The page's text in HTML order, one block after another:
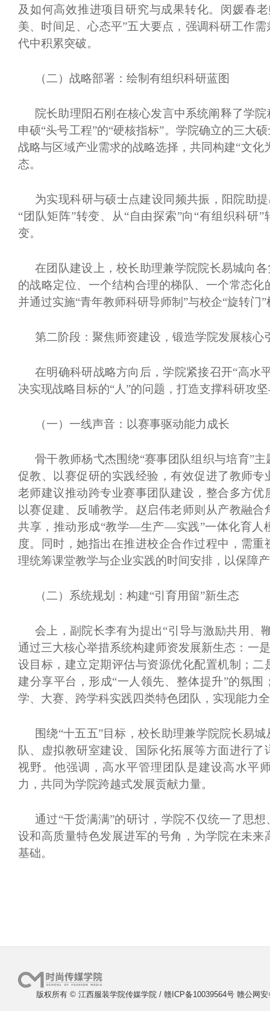
及如何高效推进项目研究与成果转化。闵媛春
美、时间足、心态平”五大要点，强调科研工作
代中积累突破。
（二） 战略部署：绘制有组织科研蓝图
院长助理阳石刚在核心发言中系统阐释了学
申硕“头号工程”的“硬核指标”。学院确立的三大
战略与区域产业需求的战略选择，共同构建“文
态。
为实现科研与硕士点建设同频共振，阳院助
“团队矩阵”转变、从“自由探索”向“有组织科研
变。
在团队建设上，校长助理兼学院院长易城向
的战略定位、一个结构合理的梯队、一个常态
并通过实施“青年教师科研导师制”与校企“旋转门
第二阶段：聚焦师资建设，锻造学院发展核心
在明确科研战略方向后，学院紧接召开“高水
决实现战略目标的“人”的问题，打造支撑科研攻
（一） 一线声音：以赛事驱动能力成长
骨干教师杨弋杰围绕“赛事团队组织与培育”
促教、以赛促研的实践经验，有效促进了教师
老师建议推动跨专业赛事团队建设，整合多方
以赛促建、反哺教学。赵启伟老师则从产教融
共享，推动形成“教学—生产—实践”一体化育人
度。同时，她指出在推进校企合作过程中，需
理统筹课堂教学与企业实践的时间安排，以保障
（二） 系统规划：构建“引育用留”新生态
会上，副院长李有为提出“引导与激励共用、
通过三大核心举措系统构建师资发展新生态：一
设目标，建立定期评估与资源优化配置机制；
建分享平台，形成“一人领先、整体提升”的氛
学、大赛、跨学科实践四类特色团队，实现能力
围绕“十五五”目标，校长助理兼学院院长易
队、虚拟教研室建设、国际化拓展等方面进行
视野。他强调，高水平管理团队是建设高水平
力，共同为学院跨越式发展贡献力量。
通过“干货满满”的研讨，学院不仅统一了思
设和高质量特色发展进军的号角，为学院在未
基础。
版权所有 © 江西服装学院传媒学院 / 赣ICP备10039564号 赣